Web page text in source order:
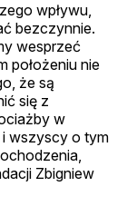
wpływu,
bezczynnie.
wesprzeć
położeniu nie
że są
się z
w
i wszyscy o tym
Zbigniew